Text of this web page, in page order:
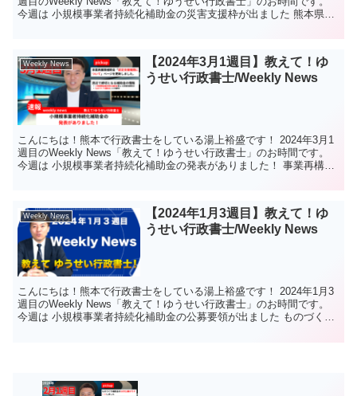
今週は 小規模事業者持続化補助金の災害支援枠が出ました 熊本県中
Weekly News
【2024年3月1週目】教えて！ゆ
うせい行政書士/Weekly News
こんにちは！熊本で行政書士をしている湯上裕盛です！ 2024年3月1
週目のWeekly News「教えて！ゆうせい行政書士」のお時間です。
今週は 小規模事業者持続化補助金の発表がありました！ 事業再構築
Weekly News
【2024年1月3週目】教えて！ゆ
うせい行政書士/Weekly News
こんにちは！熊本で行政書士をしている湯上裕盛です！ 2024年1月3
週目のWeekly News「教えて！ゆうせい行政書士」のお時間です。
今週は 小規模事業者持続化補助金の公募要領が出ました ものづくり